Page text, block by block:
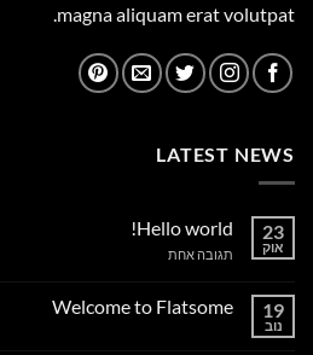
magna aliquam erat volutpat.
LATEST NEWS
23
אוק
Hello world!
תגובה אחתעל
19
נוב
Welcome to Flatsome